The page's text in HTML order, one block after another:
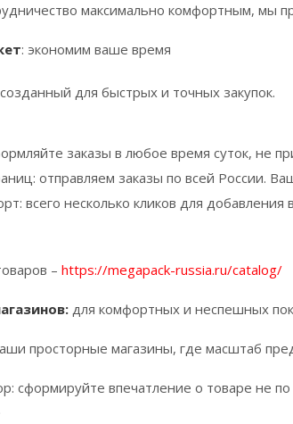
максимально комфортным, мы
: экономим ваше время
для быстрых и точных закупок.
заказы в любое время суток, не
отправляем заказы по всей России.
всего несколько кликов для
– https://megapack-russia.ru/catalog/
для комфортных и неспешных
просторные магазины, где масштаб
сформируйте впечатление о товаре не